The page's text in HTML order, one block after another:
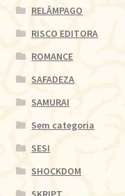
RELÂMPAGO
RISCO EDITORA
ROMANCE
SAFADEZA
SAMURAI
Sem categoria
SESI
SHOCKDOM